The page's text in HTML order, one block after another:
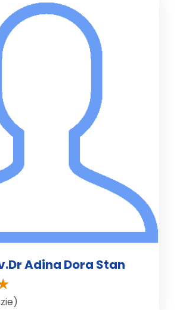
Adina Dora Stan